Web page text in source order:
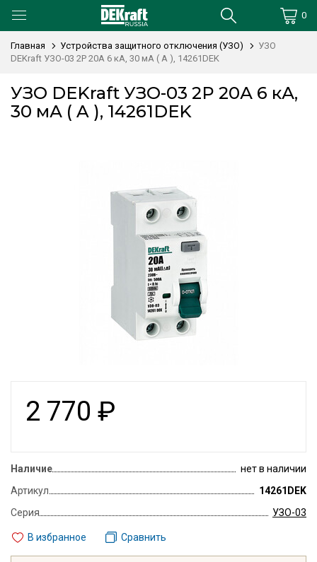
0
Главная Устройства защитного отключения (УЗО)
УЗО
DEKraft УЗО-03 2P 20А 6 кА, 30 мА ( A ), 14261DEK
УЗО DEKraft УЗО-03 2P 20А 6 кА,
30 мА ( A ), 14261DEK
2 770 ₽
Наличие
нет в наличии
Артикул
14261DEK
Серия
УЗО-03
В избранное Сравнить